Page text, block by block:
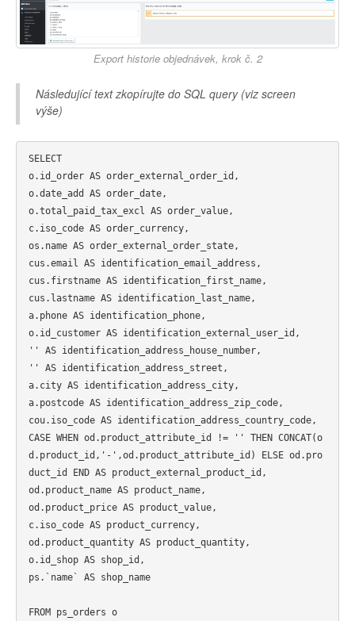
Export historie objednávek, krok č. 2
Následující text zkopírujte do SQL query (viz screen
výše)
SELECT
o.id_order AS order_external_order_id,
o.date_add AS order_date,
o.total_paid_tax_excl AS order_value,
c.iso_code AS order_currency,
os.name AS order_external_order_state,
cus.email AS identification_email_address,
cus.firstname AS identification_first_name,
cus.lastname AS identification_last_name,
a.phone AS identification_phone,
o.id_customer AS identification_external_user_id,
'' AS identification_address_house_number,
'' AS identification_address_street,
a.city AS identification_address_city,
a.postcode AS identification_address_zip_code,
cou.iso_code AS identification_address_country_code,
CASE WHEN od.product_attribute_id != '' THEN CONCAT(o
d.product_id,'-',od.product_attribute_id) ELSE od.pro
duct_id END AS product_external_product_id,
od.product_name AS product_name,
od.product_price AS product_value,
c.iso_code AS product_currency,
od.product_quantity AS product_quantity,
o.id_shop AS shop_id,
ps.`name` AS shop_name
FROM ps_orders o